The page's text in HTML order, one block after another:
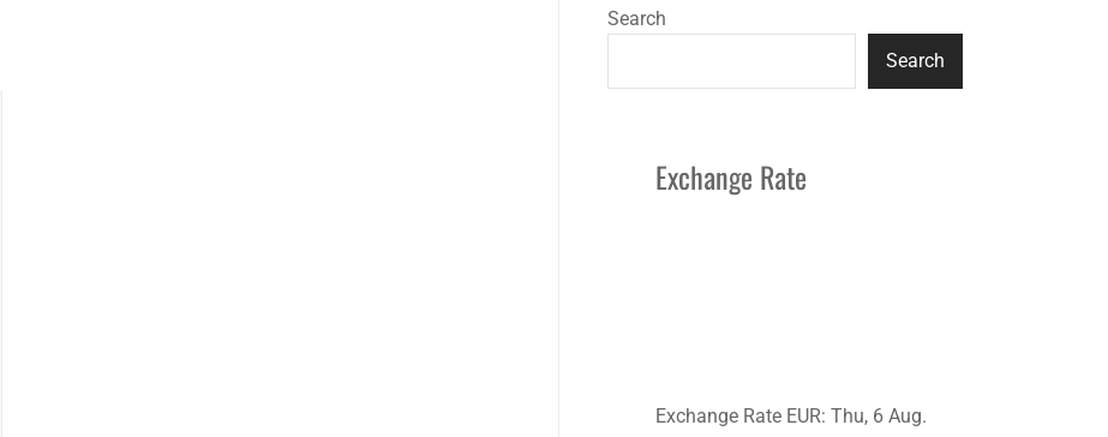
Search
Search
Exchange Rate
Exchange Rate EUR: Thu, 6 Aug.